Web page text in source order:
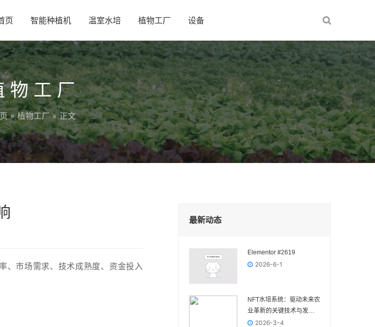
页 智能种植机 温室水培 植物工厂 设备
物工厂
»植物工厂» 正文
、市场需求、技术成熟度、资金投入
最新动态
Elementor #2619
2026-6-1
NFT水培系统：驱动未来农
业革新的关键技术与发展
前景2026-3-4